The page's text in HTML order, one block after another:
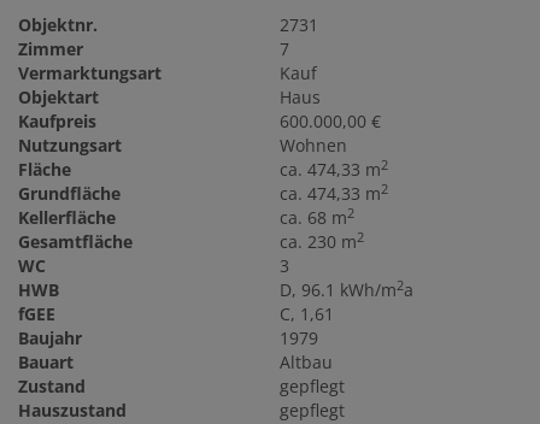
Objektnr.
2731
Zimmer
7
Vermarktungsart
Kauf
Objektart
Haus
Kaufpreis
600.000,00 €
Nutzungsart
Wohnen
Fläche
ca. 474,33 m2
Grundfläche ca. 474,33 m2
Kellerfläche ca. 68 m2
Gesamtfläche ca. 230 m2
WC
3
HWB
D, 96.1 kWh/m2a
fGEE
C, 1,61
Baujahr
1979
Bauart
Altbau
Zustand
gepflegt
Hauszustand
gepflegt